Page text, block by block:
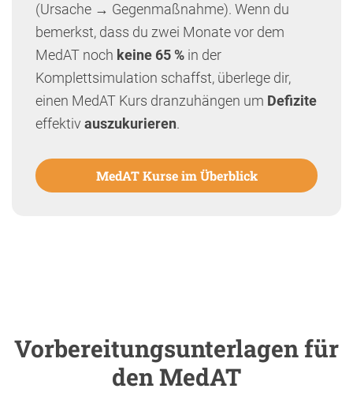
(Ursache → Gegenmaßnahme). Wenn du
bemerkst, dass du zwei Monate vor dem
MedAT noch keine 65 % in der
Komplettsimulation schaffst, überlege dir,
einen MedAT Kurs dranzuhängen um Defizite
effektiv auszukurieren.
MedAT Kurse im Überblick
Vorbereitungsunterlagen für
den MedAT